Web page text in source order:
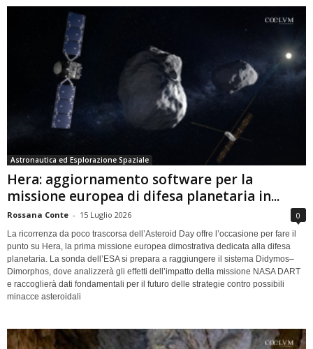
Astronautica ed Esplorazione Spaziale
Hera: aggiornamento software per la
missione europea di difesa planetaria in...
Rossana Conte - 15 Luglio 2026 0
La ricorrenza da poco trascorsa dell’Asteroid Day offre l’occasione per fare il
punto su Hera, la prima missione europea dimostrativa dedicata alla difesa
planetaria. La sonda dell’ESA si prepara a raggiungere il sistema Didymos–
Dimorphos, dove analizzerà gli effetti dell’impatto della missione NASA DART
e raccoglierà dati fondamentali per il futuro delle strategie contro possibili
minacce asteroidali